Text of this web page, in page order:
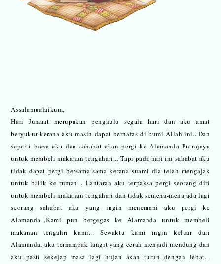
Assalamualaikum,
Hari Jumaat merupakan penghulu segala hari dan aku amat
beryukur kerana aku masih dapat bernafas di bumi Allah ini...Dan
seperti biasa aku dan sahabat akan pergi ke Alamanda Putrajaya
untuk membeli makanan tengahari... Tapi pada hari ini sahabat aku
tidak dapat pergi bersama-sama kerana suami dia telah mengajak
untuk balik ke rumah... Lantaran aku terpaksa pergi seorang diri
untuk membeli makanan tengahari dan tidak semena-mena ada lagi
seorang sahabat aku yang ingin menemani aku pergi ke
Alamanda...Kami pun bergegas ke Alamanda untuk membeli
makanan tengahri kami... Sewaktu kami ingin keluar dari
Alamanda, aku ternampak langit yang cerah menjadi mendung dan
aku pasti sekejap masa lagi hujan akan turun dengan lebat...